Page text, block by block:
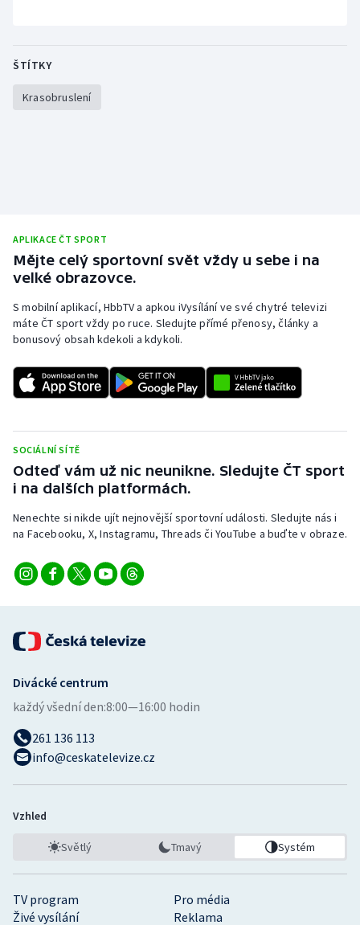
ŠTÍTKY
Krasobruslení
APLIKACE ČT SPORT
Mějte celý sportovní svět vždy u sebe i na
velké obrazovce.
S mobilní aplikací, HbbTV a apkou iVysílání ve své chytré televizi
máte ČT sport vždy po ruce. Sledujte přímé přenosy, články a
bonusový obsah kdekoli a kdykoli.
SOCIÁLNÍ SÍTĚ
Odteď vám už nic neunikne. Sledujte ČT sport
i na dalších platformách.
Nenechte si nikde ujít nejnovější sportovní události. Sledujte nás i
na Facebooku, X, Instagramu, Threads či YouTube a buďte v obraze.
TV program
Pro média
Živé vysílání
Reklama
Divácké centrum
každý všední den:8:00—16:00 hodin
261 136 113
info@ceskatelevize.cz
Vzhled
Světlý Tmavý Systém